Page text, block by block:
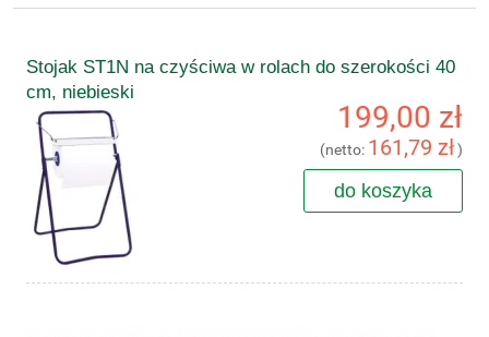
Stojak ST1N na czyściwa w rolach do szerokości 40
cm, niebieski
199,00 zł
(netto: 161,79 zł)
do koszyka